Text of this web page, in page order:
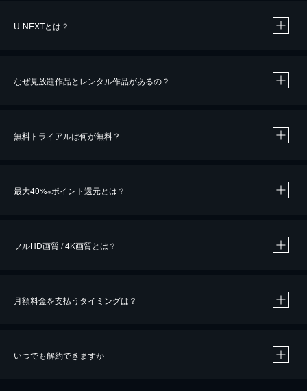
U-NEXTとは？
なぜ見放題作品とレンタル作品があるの？
無料トライアルは何が無料？
最大40%※ポイント還元とは？
※40％ポイント還元の対象は、クレジットカード決済による作品の購入 / レンタルです。
フルHD画質 / 4K画質とは？
月額料金を支払うタイミングは？
いつでも解約できますか